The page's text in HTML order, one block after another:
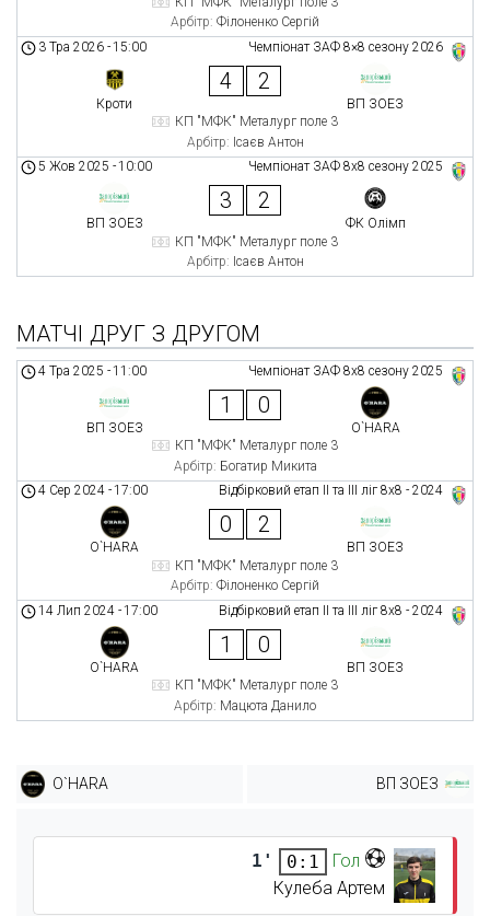
Арбітр: Філоненко Сергій
Чемпіонат ЗАФ 8×8 сезону 2026
3 Тра 2026 -15:00
Кроти
4 2
ВП ЗОЕЗ
КП "МФК" Металург поле 3
Арбітр: Ісаєв Антон
Чемпіонат ЗАФ 8x8 сезону 2025
5 Жов 2025 -10:00
ВП ЗОЕЗ
3 2
ФК Олімп
КП "МФК" Металург поле 3
Арбітр: Ісаєв Антон
МАТЧІ ДРУГ З ДРУГОМ
Чемпіонат ЗАФ 8x8 сезону 2025
4 Тра 2025 -11:00
ВП ЗОЕЗ
1 0
O`HARA
КП "МФК" Металург поле 3
Арбітр: Богатир Микита
Відбірковий етап ІІ та ІІІ ліг 8x8 - 2024
4 Сер 2024 -17:00
O`HARA
0 2
ВП ЗОЕЗ
КП "МФК" Металург поле 3
Арбітр: Філоненко Сергій
Відбірковий етап ІІ та ІІІ ліг 8x8 - 2024
14 Лип 2024 -17:00
O`HARA
1 0
ВП ЗОЕЗ
КП "МФК" Металург поле 3
Арбітр: Мацюта Данило
O`HARA ВП ЗОЕЗ
1' 0:1
Гол
Кулеба Артем